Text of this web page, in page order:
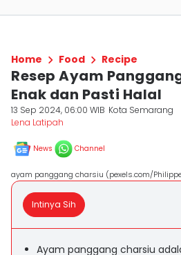
Home Food Recipe
Resep Ayam
Enak dan Pasti Halal
13 Sep 2024, 06:00 WIB Kota Semarang
Lena Latipah
News Channel
ayam panggang charsiu (pexels.com/
Intinya Sih
Ayam panggang charsiu